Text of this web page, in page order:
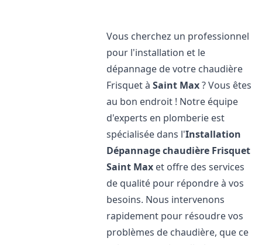
Vous cherchez un professionnel
pour l'installation et le
dépannage de votre chaudière
Frisquet àSaint Max? Vous êtes
au bon endroit ! Notre équipe
d'experts en plomberie est
spécialisée dans l'Installation
Dépannage chaudière Frisquet
Saint Max et offre des services
de qualité pour répondre à vos
besoins. Nous intervenons
rapidement pour résoudre vos
problèmes de chaudière, que ce